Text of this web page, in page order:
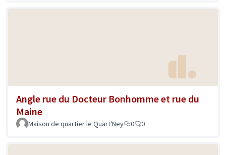
Angle rue du Docteur Bonhomme et rue du
Maine
Maison de quartier le Quart'Ney 0 0